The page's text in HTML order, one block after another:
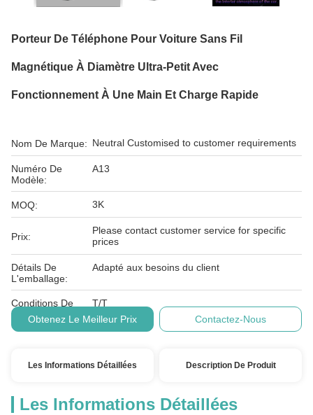
Porteur De Téléphone Pour Voiture Sans Fil
Magnétique À Diamètre Ultra-Petit Avec
Fonctionnement À Une Main Et Charge Rapide
Nom De Marque: Neutral Customised to customer requirements
Numéro De
Modèle:
A13
MOQ: 3K
Prix:
Please contact customer service for specific
prices
Détails De
L'emballage:
Adapté aux besoins du client
Conditions De
Paiement:
T/T
Obtenez Le Meilleur Prix
Contactez-Nous
Les Informations Détaillées Description De Produit
Les Informations Détaillées